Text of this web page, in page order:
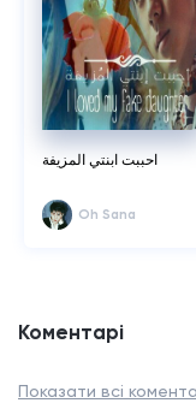
احببت ابنتي المزيفة
Oh Sana
Коментарі
Показати всі